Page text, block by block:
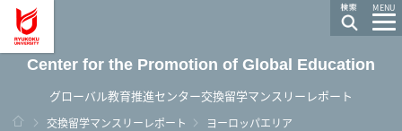
MENU
Center for the Promotion of Global Education
グローバル教育推進センター交換留学マンスリーレポート
ホーム
交換留学マンスリーレポート
ヨーロッパエリア